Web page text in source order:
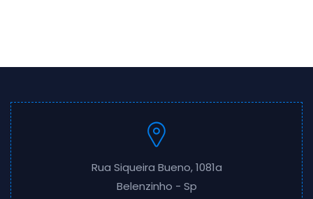
Rua Siqueira Bueno, 1081a
Belenzinho - Sp